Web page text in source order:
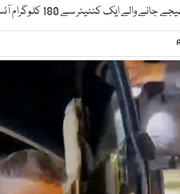
سے 180 کلوگرام آئس (میتھ ایمفیٹامین) برآمد کر لی